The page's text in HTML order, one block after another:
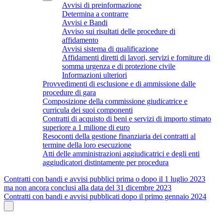
Avvisi di preinformazione
Determina a contrarre
Avvisi e Bandi
Avviso sui risultati delle procedure di
affidamento
Avvisi sistema di qualificazione
Affidamenti diretti di lavori, servizi e forniture di
somma urgenza e di protezione civile
Informazioni ulteriori
Provvedimenti di esclusione e di ammissione dalle
procedure di gara
Composizione della commissione giudicatrice e
curricula dei suoi componenti
Contratti di acquisto di beni e servizi di importo stimato
superiore a 1 milione di euro
Resoconti della gestione finanziaria dei contratti al
termine della loro esecuzione
Atti delle amministrazioni aggiudicatrici e degli enti
aggiudicatori distintamente per procedura
Contratti con bandi e avvisi pubblici prima o dopo il 1 luglio 2023
ma non ancora conclusi alla data del 31 dicembre 2023
Contratti con bandi e avvisi pubblicati dopo il primo gennaio 2024